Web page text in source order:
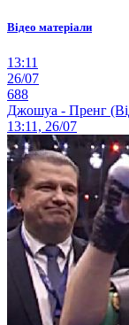
Відео матеріали
13:11
26/07
688
Джошуа - Пренг
13:11, 26/07